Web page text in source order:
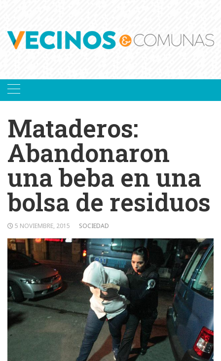
Mataderos:
Abandonaron
una beba en una
bolsa de residuos
5 NOVIEMBRE, 2015 SOCIEDAD